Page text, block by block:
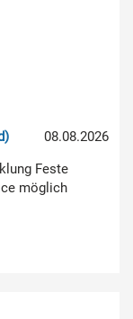
08.08.2026
Feste
möglich